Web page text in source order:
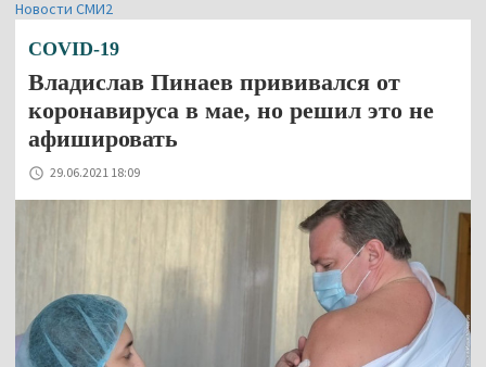
Новости СМИ2
COVID-19
Владислав Пинаев прививался от
коронавируса в мае, но решил это не
афишировать
29.06.2021 18:09